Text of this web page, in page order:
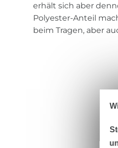
erhält sich aber
Polyester-Anteil
beim Tragen, aber